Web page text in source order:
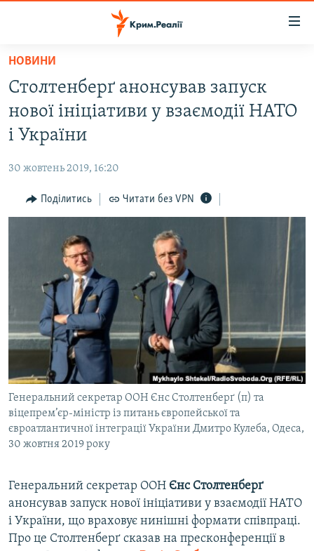
Перейти
основного
матеріалу
Перейти
до
основної
Перейти
до
ВІДЕО ТА ФОТО
БЛОГИ
ПОГЛЯД
ВСЕ ЗА ДЕНЬ
СПЕЦПРОЕКТИ
ДЕПОРТАЦІЯ
ВІДЕОУРОКИ «ELIFBE»
СВІДЧЕННЯ ОКУПАЦІЇ
УКРАЇНСЬКА ПРОБЛЕМА КРИМУ
ІНФОГРАФІКА
ЯК ОБІЙТИ БЛОКУВАННЯ
Русский
Qırımtatar
ДОЛУЧАЙСЯ!
НОВИНИ
Столтенберґ анонсував запуск
нової ініціативи у взаємодії НАТО
і України
30 жовтень 2019, 16:20
Поділитись Читати без VPN
Генеральний секретар ООН Єнс Столтенберґ (п) та
віцепрем’єр-міністр із питань європейської та
євроатлантичної інтеграції України Дмитро Кулеба, Одеса,
30 жовтня 2019 року
Генеральний секретар ООН Єнс Столтенберґ
анонсував запуск нової ініціативи у взаємодії НАТО
і України, що враховує нинішні формати співпраці.
Про це Столтенберґ сказав на пресконференції в